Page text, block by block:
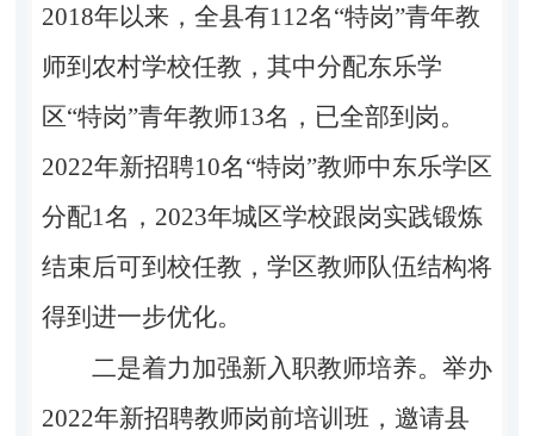
2018年以来，全县有1 12名“特岗”青年教
师到农村学校任教，其中分配东乐学
区“特岗”青年教师13名，已全部到岗。
2022年新招聘10名“特岗”教师中东乐学区
分配1名， 2023年城区学校跟岗实践锻炼
结束后可到校任教，学区教师队伍结构将
得到进一步优化。
二是着力加强新入职教师培养。 举办
2022年新招聘教师岗前培训班，邀请县